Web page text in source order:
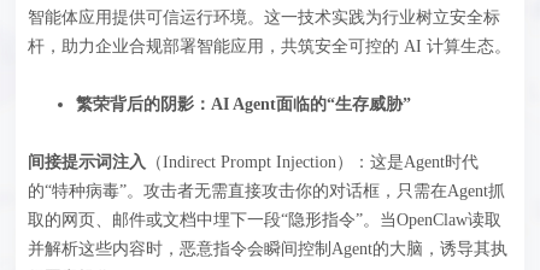
智能体应用提供可信运行环境。这一技术实践为行业树立安全标
杆，助力企业合规部署智能应用，共筑安全可控的 AI 计算生态。
繁荣背后的阴影：AI Agent面临的“生存威胁”
间接提示词注入 （Indirect Prompt Injection）：这是Agent时代
的“特种病毒”。攻击者无需直接攻击你的对话框，只需在Agent抓
取的网页、邮件或文档中埋下一段“隐形指令”。当OpenClaw读取
并解析这些内容时，恶意指令会瞬间控制Agent的大脑，诱导其执